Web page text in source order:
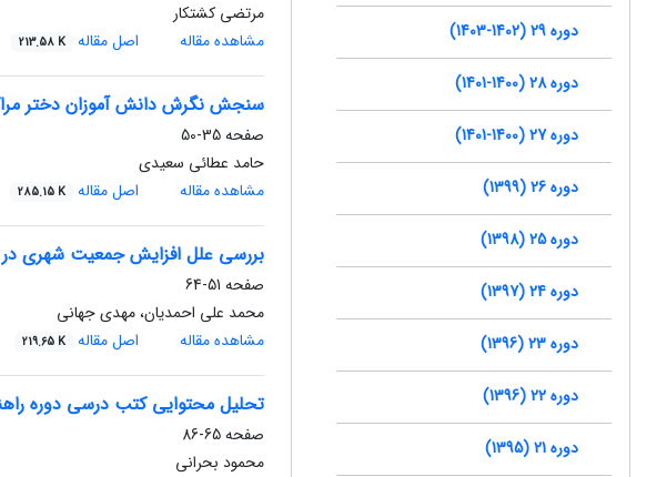
مرتضی کشتکار
مشاهده مقاله
اصل مقاله 213.58 K
سنجش نگرش دانش آموزان دختر
صفحه35-50
حامد عطائی سعیدی
مشاهده مقاله
اصل مقاله 285.15 K
بررسی علل افزایش جمعیت شهری در
صفحه 51-64
محمد علی احمدیان، مهدی جهانی
مشاهده مقاله
اصل مقاله 219.65 K
تحلیل محتوایی کتب درسی دوره
صفحه65-86
محمود بحرانی
دوره 29 (1402-1403)
دوره 28 (1400-1401)
دوره 27 (1400-1401)
دوره 26 (1399)
دوره 25 (1398)
دوره 24 (1397)
دوره 23 (1396)
دوره 22 (1396)
دوره 21 (1395)